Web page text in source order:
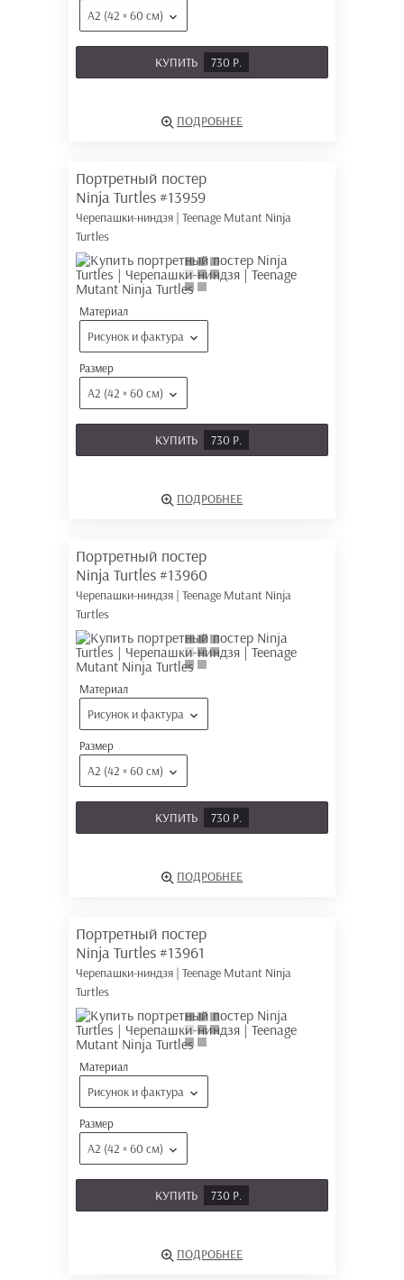
А2 (42 × 60 см)
КУПИТЬ 730 Р.
ПОДРОБНЕЕ
Портретный постер
Ninja Turtles #13959
Черепашки-ниндзя | Teenage Mutant Ninja
Turtles
Материал
Рисунок и фактура
Размер
А2 (42 × 60 см)
КУПИТЬ 730 Р.
ПОДРОБНЕЕ
Портретный постер
Ninja Turtles #13960
Черепашки-ниндзя | Teenage Mutant Ninja
Turtles
Материал
Рисунок и фактура
Размер
А2 (42 × 60 см)
КУПИТЬ 730 Р.
ПОДРОБНЕЕ
Портретный постер
Ninja Turtles #13961
Черепашки-ниндзя | Teenage Mutant Ninja
Turtles
Материал
Рисунок и фактура
Размер
А2 (42 × 60 см)
КУПИТЬ 730 Р.
ПОДРОБНЕЕ